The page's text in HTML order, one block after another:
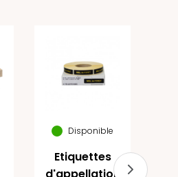
Disponible
Etiquettes